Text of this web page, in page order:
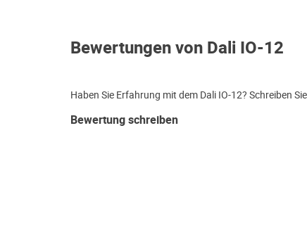
Bewertungen von Dali IO-12
Haben Sie Erfahrung mit dem Dali IO-12? Schreiben
Bewertung schreiben